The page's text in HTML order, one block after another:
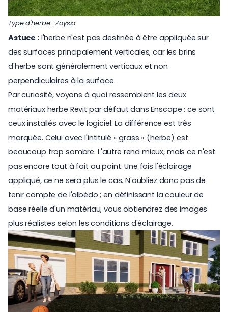
Type d'herbe : Zoysia
Astuce :l'herbe n'est pas destinée à être appliquée sur
des surfaces principalement verticales, car les brins
d'herbe sont généralement verticaux et non
perpendiculaires à la surface.
Par curiosité, voyons à quoi ressemblent les deux
matériaux herbe Revit par défaut dans Enscape : ce sont
ceux installés avec le logiciel. La différence est très
marquée. Celui avec l'intitulé « grass » (herbe) est
beaucoup trop sombre. L'autre rend mieux, mais ce n'est
pas encore tout à fait au point. Une fois l'éclairage
appliqué, ce ne sera plus le cas. N'oubliez donc pas de
tenir compte de l'albédo ; en définissant la couleur de
base réelle d'un matériau, vous obtiendrez des images
plus réalistes selon les conditions d'éclairage.